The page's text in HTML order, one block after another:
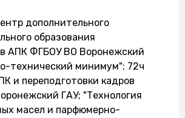
дополнительного
образования
АПК ФГБОУ ВО Воронежский
технический минимум"; 72ч
и переподготовки кадров
ГАУ; "Технология
масел и парфюмерно-